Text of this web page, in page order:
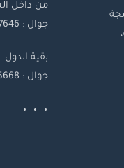
من داخل
جوال : 966545427646+
بقية الدول
جوال : 601112925668+